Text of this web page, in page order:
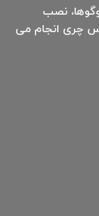
نصب
چری انجام می